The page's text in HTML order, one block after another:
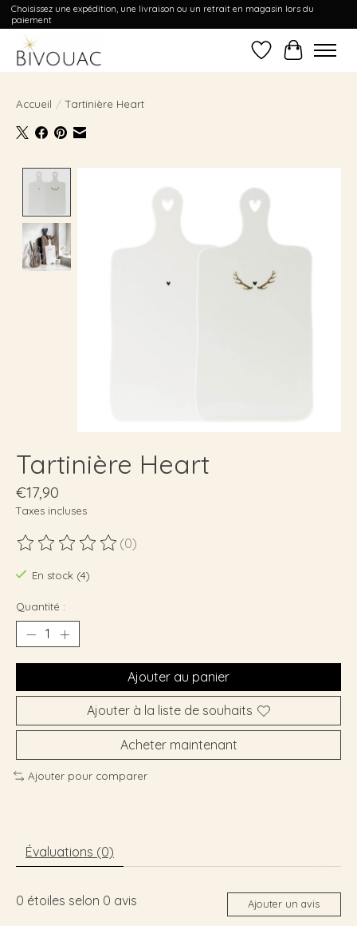
Choisissez une expédition, une livraison ou un retrait en magasin lors du
paiement
Liste dePanier
Accueil / Tartinière Heart
Tartinière Heart
€17,90
Taxes incluses
Ce produit est évalué à
(0)
En stock (4)
Quantité :
Ajouter au panier
Ajouter à la liste de souhaits
Acheter maintenant
Ajouter pour comparer
Évaluations (0)
0 étoiles selon 0 avis Ajouter un avis